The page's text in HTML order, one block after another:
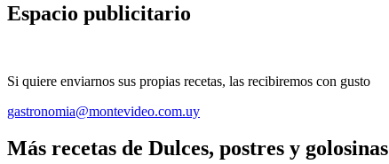
Espacio publicitario
Si quiere enviarnos sus propias recetas, las recibiremos con gusto
gastronomia@montevideo.com.uy
Más recetas de Dulces, postres y golosinas